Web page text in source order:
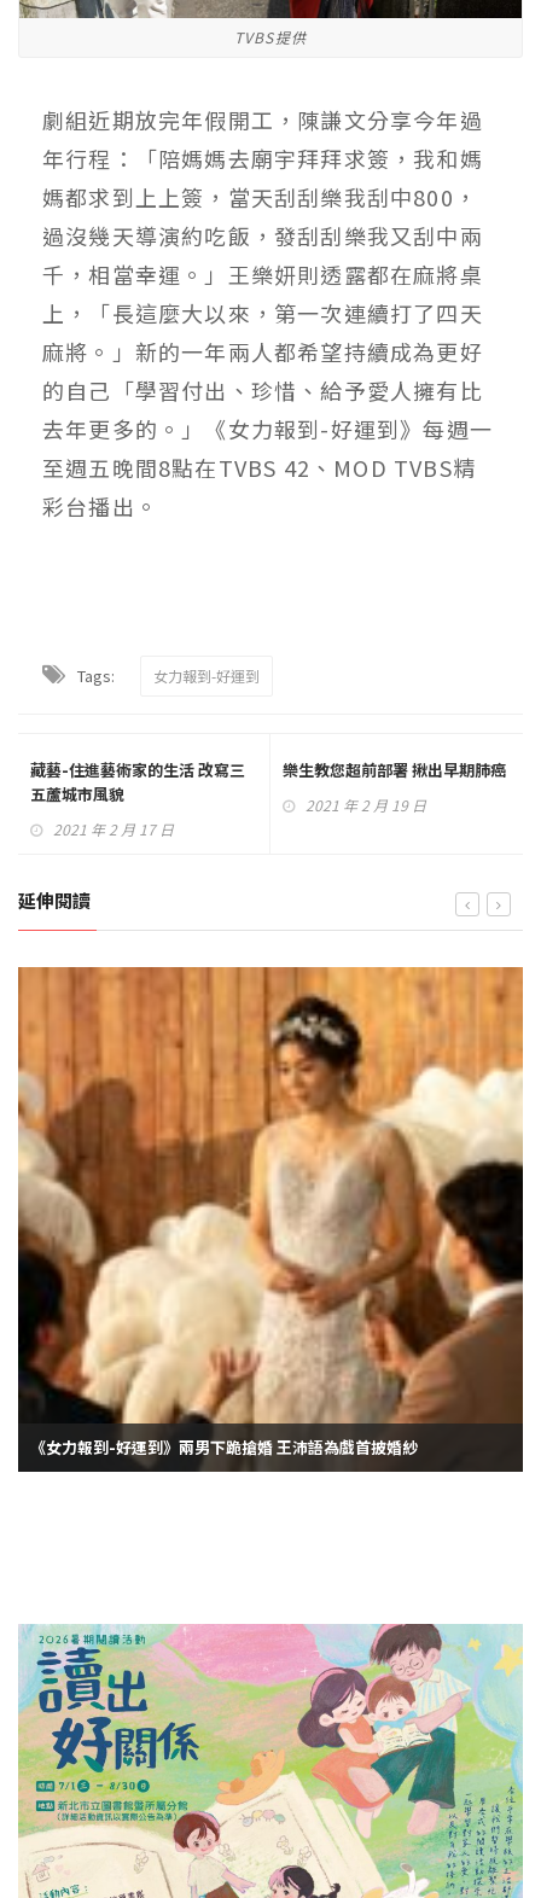
TVBS提供
劇組近期放完年假開工，陳謙文分享今年過
年行程：「陪媽媽去廟宇拜拜求簽，我和媽
媽都求到上上簽，當天刮刮樂我刮中800，
過沒幾天導演約吃飯，發刮刮樂我又刮中兩
千，相當幸運。」王樂妍則透露都在麻將桌
上，「長這麼大以來，第一次連續打了四天
麻將。」新的一年兩人都希望持續成為更好
的自己「學習付出、珍惜、給予愛人擁有比
去年更多的。」《女力報到-好運到》每週一
至週五晚間8點在TVBS 42、MOD TVBS精
彩台播出。
Tags: 女力報到-好運到
藏藝-住進藝術家的生活 改寫三
五蘆城市風貌
2021 年 2 月 17 日
樂生教您超前部署 揪出早期肺癌
2021 年 2 月 19 日
延伸閱讀
《女力報到-好運到》兩男下跪搶婚 王沛語為戲首披婚紗